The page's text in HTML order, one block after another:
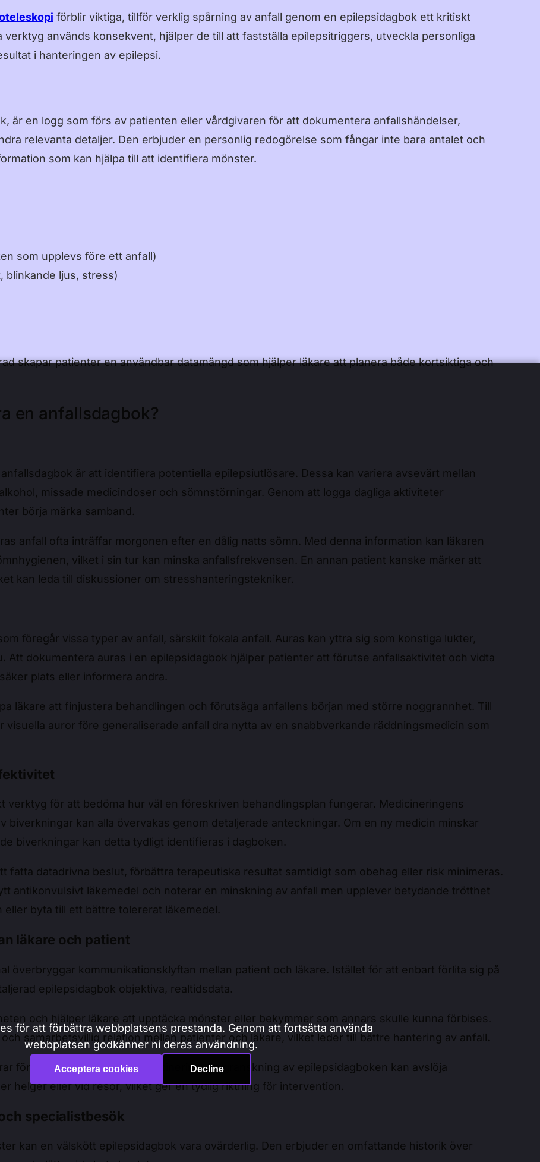
förblir viktiga, tillför verklig spårning av anfall genom en epilepsidagbok ett kritiskt
verktyg används konsekvent, hjälper de till att fastställa epilepsitriggers, utveckla personliga
i hanteringen av epilepsi.
är en logg som förs av patienten eller vårdgivaren för att dokumentera anfallshändelser,
relevanta detaljer. Den erbjuder en personlig redogörelse som fångar inte bara antalet och
som kan hjälpa till att identifiera mönster.
som upplevs före ett anfall)
blinkande ljus, stress)
skapar patienter en användbar datamängd som hjälper läkare att planera både kortsiktiga och
en anfallsdagbok?
är att identifiera potentiella epilepsiutlösare. Dessa kan variera avsevärt mellan
missade medicindoser och sömnstörningar. Genom att logga dagliga aktiviteter
börja märka samband.
anfall ofta inträffar morgonen efter en dålig natts sömn. Med denna information kan läkaren
vilket i sin tur kan minska anfallsfrekvensen. En annan patient kanske märker att
kan leda till diskussioner om stresshanteringstekniker.
föregår vissa typer av anfall, särskilt fokala anfall. Auras kan yttra sig som konstiga lukter,
Att dokumentera auras i en epilepsidagbok hjälper patienter att förutse anfallsaktivitet och vidta
plats eller informera andra.
läkare att finjustera behandlingen och förutsäga anfallens början med större noggrannhet. Till
auror före generaliserade anfall dra nytta av en snabbverkande räddningsmedicin som
verktyg för att bedöma hur väl en föreskriven behandlingsplan fungerar. Medicineringens
biverkningar kan alla övervakas genom detaljerade anteckningar. Om en ny medicin minskar
biverkningar kan detta tydligt identifieras i dagboken.
fatta datadrivna beslut, förbättra terapeutiska resultat samtidigt som obehag eller risk minimeras.
antikonvulsivt läkemedel och noterar en minskning av anfall men upplever betydande trötthet
byta till ett bättre tolererat läkemedel.
läkare och patient
överbryggar kommunikationsklyftan mellan patient och läkare. Istället för att enbart förlita sig på
epilepsidagbok objektiva, realtidsdata.
och hjälper läkare att upptäcka mönster eller bekymmer som annars skulle kunna förbises.
samarbetsvillig relation mellan patienter och läkare, vilket leder till bättre hantering av anfall.
försämrade anfall trots medicinering. En granskning av epilepsidagboken kan avslöja
helger eller vid resor, vilket ger en tydlig riktning för intervention.
specialistbesök
kan en välskött epilepsidagbok vara ovärderlig. Den erbjuder en omfattande historik över
för att förbättra webbplatsens prestanda. Genom att fortsätta använda
webbplatsen godkänner ni deras användning.
Acceptera cookies Decline